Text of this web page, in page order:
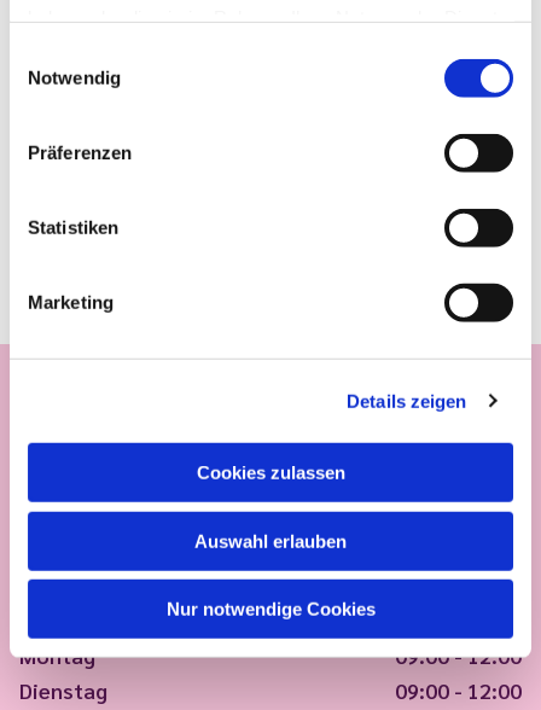
Notwendig
Präferenzen
Statistiken
Marketing
Details zeigen
Cookies zulassen
Auswahl erlauben
Nur notwendige Cookies
Montag
09:00 - 12:00
Dienstag
09:00 - 12:00